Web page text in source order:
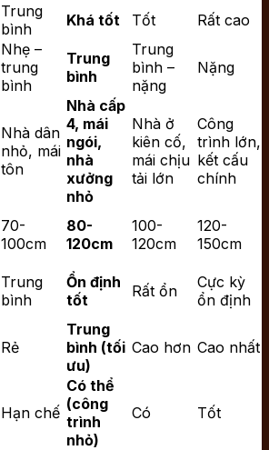
Trung
bình
Khá tốt Tốt Rất cao
Nhẹ –
trung
bình
Trung
bình
Trung
bình –
nặng
Nặng
Nhà dân
nhỏ, mái
tôn
Nhà cấp
4, mái
ngói,
nhà
xưởng
nhỏ
Nhà ở
kiên cố,
mái chịu
tải lớn
Công
trình lớn,
kết cấu
chính
70-
100cm
80-
120cm
100-
120cm
120-
150cm
Trung
bình
Ổn định
tốt
Rất ổn
Cực kỳ
ổn định
Rẻ
Trung
bình (tối
ưu)
Cao hơn Cao nhất
Hạn chế
Có thể
(công
trình
nhỏ)
Có Tốt